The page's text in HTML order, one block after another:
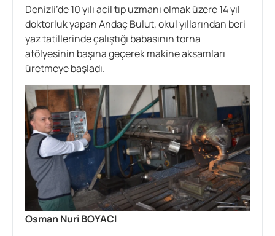
Denizli’de 10 yılı acil tıp uzmanı olmak üzere 14 yıl
doktorluk yapan Andaç Bulut, okul yıllarından beri
yaz tatillerinde çalıştığı babasının torna
atölyesinin başına geçerek makine aksamları
üretmeye başladı.
Osman Nuri BOYACI